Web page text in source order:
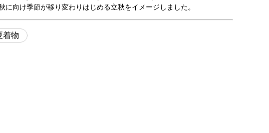
向け季節が移り変わりはじめる立秋をイメージしました。
着物